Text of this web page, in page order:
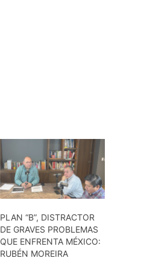
PLAN “B”, DISTRACTOR
DE GRAVES PROBLEMAS
QUE ENFRENTA MÉXICO:
RUBÉN MOREIRA